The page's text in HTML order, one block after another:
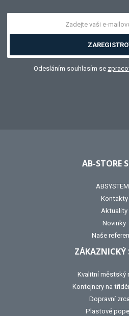
Odesláním souhlasím se
AB-STORE
Kontakty
Aktuality
Novinky
Naše
ZÁKAZNICKÝ
Kvalitní městský
Kontejnery na
Dopravní
Plastové